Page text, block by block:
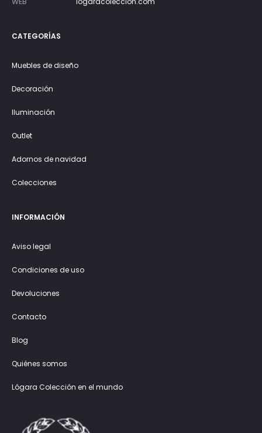
CATEGORÍAS
Muebles de diseño
Decoración
Iluminación
Outlet
Adornos de navidad
Colecciones
INFORMACIÓN
Aviso legal
Condiciones de uso
Devoluciones
Contacto
Blog
Quiénes somos
Lógara Colección en el mundo